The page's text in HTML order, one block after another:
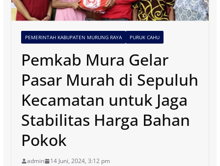
PEMERINTAH KABUPATEN MURUNG RAYA PURUK CAHU
Pemkab Mura Gelar
Pasar Murah di Sepuluh
Kecamatan untuk Jaga
Stabilitas Harga Bahan
Pokok
admin 14 Juni, 2024, 3:12 pm